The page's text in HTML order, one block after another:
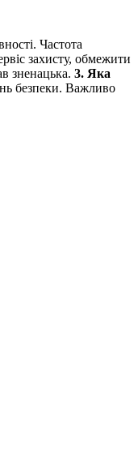
Частота
захисту, обмежити
зненацька. 3. Яка
безпеки. Важливо